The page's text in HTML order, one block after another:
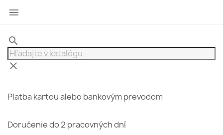

search
clear
Platba kartou alebo bankovým prevodom
Doručenie do 2 pracovných dní